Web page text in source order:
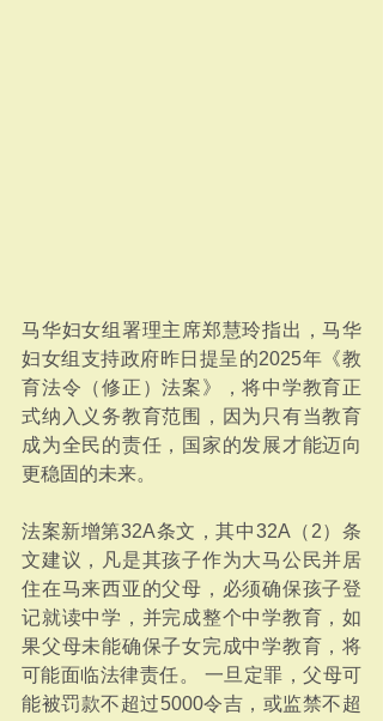
马华妇女组署理主席郑慧玲指出，马华
妇女组支持政府昨日提呈的2025年《教
育法令（修正）法案》，将中学教育正
式纳入义务教育范围，因为只有当教育
成为全民的责任，国家的发展才能迈向
更稳固的未来。
法案新增第32A条文，其中32A（2）条
文建议，凡是其孩子作为大马公民并居
住在马来西亚的父母，必须确保孩子登
记就读中学，并完成整个中学教育，如
果父母未能确保子女完成中学教育，将
可能面临法律责任。 一旦定罪，父母可
能被罚款不超过5000令吉，或监禁不超